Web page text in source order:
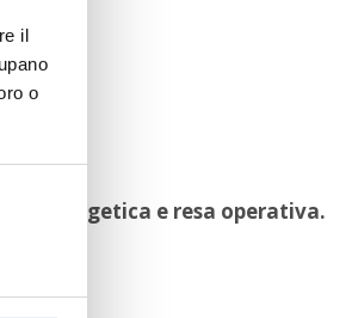
il
o
energetica e resa operativa.